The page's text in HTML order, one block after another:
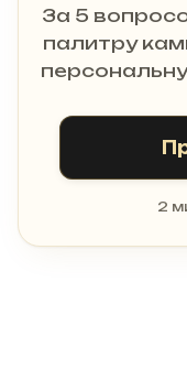
За 5
палитру
2